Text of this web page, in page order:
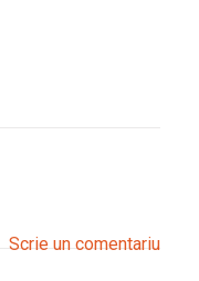
Scrie un comentariu